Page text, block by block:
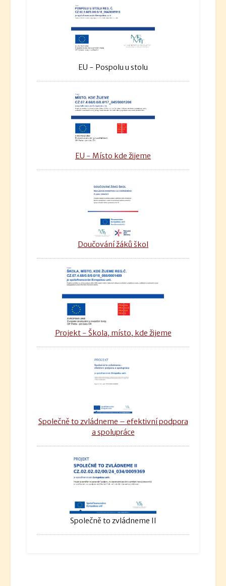
EU - Pospolu u stolu
EU - Místo kde žijeme
Doučování žáků škol
Projekt - Škola, místo, kde žijeme
Společně to zvládneme – efektivní podpora
a spolupráce
Společně to zvládneme II